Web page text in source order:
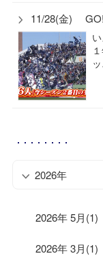
11/28(金)
2026年
2026年 5月(1)
2026年 3月(1)